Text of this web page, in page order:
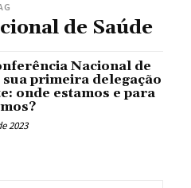
de Saúde
Nacional de
sua primeira delegação
onde estamos e para
2023